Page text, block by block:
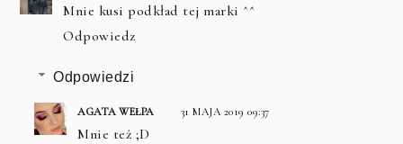
Mnie kusi podkład tej marki ^^
Odpowiedz
Odpowiedzi
AGATA WEŁPA 31 MAJA 2019 09:37
Mnie też ;D